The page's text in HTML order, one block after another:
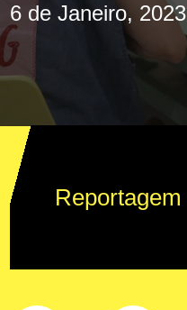
6 de Janeiro, 2023
Reportagem